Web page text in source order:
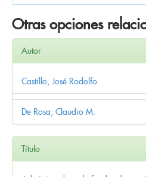
Otras opciones
Autor
Castillo, José Rodolfo
De Rosa, Claudio M.
Título